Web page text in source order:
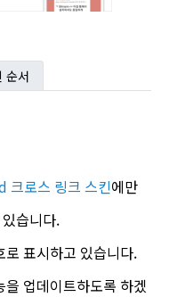
순서
크로스 링크 스킨에만
습니다.
표시하고 있습니다.
업데이트하도록 하겠